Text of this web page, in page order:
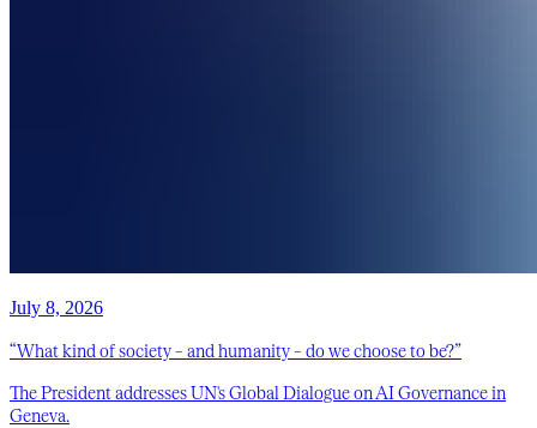
July 8, 2026
“What kind of society – and humanity – do we choose to be?”
The President addresses UN's Global Dialogue on AI Governance in
Geneva.